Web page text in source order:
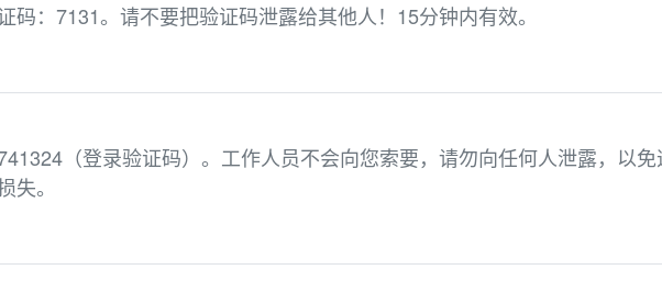
码：7131。请不要把验证码泄露给其他人！15分钟内有效。
741324（登录验证码）。工作人员不会向您索要，请勿向任何人泄露，以免
失。